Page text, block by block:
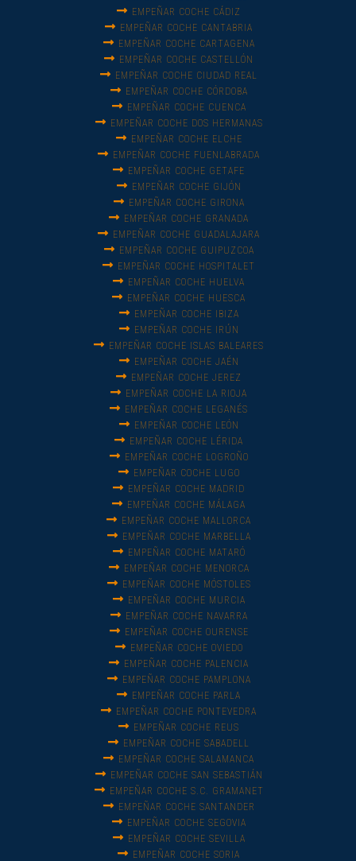
EMPEÑAR COCHE CÁDIZ
EMPEÑAR COCHE CANTABRIA
EMPEÑAR COCHE CARTAGENA
EMPEÑAR COCHE CASTELLÓN
EMPEÑAR COCHE CIUDAD REAL
EMPEÑAR COCHE CÓRDOBA
EMPEÑAR COCHE CUENCA
EMPEÑAR COCHE DOS HERMANAS
EMPEÑAR COCHE ELCHE
EMPEÑAR COCHE FUENLABRADA
EMPEÑAR COCHE GETAFE
EMPEÑAR COCHE GIJÓN
EMPEÑAR COCHE GIRONA
EMPEÑAR COCHE GRANADA
EMPEÑAR COCHE GUADALAJARA
EMPEÑAR COCHE GUIPUZCOA
EMPEÑAR COCHE HOSPITALET
EMPEÑAR COCHE HUELVA
EMPEÑAR COCHE HUESCA
EMPEÑAR COCHE IBIZA
EMPEÑAR COCHE IRÚN
EMPEÑAR COCHE ISLAS BALEARES
EMPEÑAR COCHE JAÉN
EMPEÑAR COCHE JEREZ
EMPEÑAR COCHE LA RIOJA
EMPEÑAR COCHE LEGANÉS
EMPEÑAR COCHE LEÓN
EMPEÑAR COCHE LÉRIDA
EMPEÑAR COCHE LOGROÑO
EMPEÑAR COCHE LUGO
EMPEÑAR COCHE MADRID
EMPEÑAR COCHE MÁLAGA
EMPEÑAR COCHE MALLORCA
EMPEÑAR COCHE MARBELLA
EMPEÑAR COCHE MATARÓ
EMPEÑAR COCHE MENORCA
EMPEÑAR COCHE MÓSTOLES
EMPEÑAR COCHE MURCIA
EMPEÑAR COCHE NAVARRA
EMPEÑAR COCHE OURENSE
EMPEÑAR COCHE OVIEDO
EMPEÑAR COCHE PALENCIA
EMPEÑAR COCHE PAMPLONA
EMPEÑAR COCHE PARLA
EMPEÑAR COCHE PONTEVEDRA
EMPEÑAR COCHE REUS
EMPEÑAR COCHE SABADELL
EMPEÑAR COCHE SALAMANCA
EMPEÑAR COCHE SAN SEBASTIÁN
EMPEÑAR COCHE S.C. GRAMANET
EMPEÑAR COCHE SANTANDER
EMPEÑAR COCHE SEGOVIA
EMPEÑAR COCHE SEVILLA
EMPEÑAR COCHE SORIA